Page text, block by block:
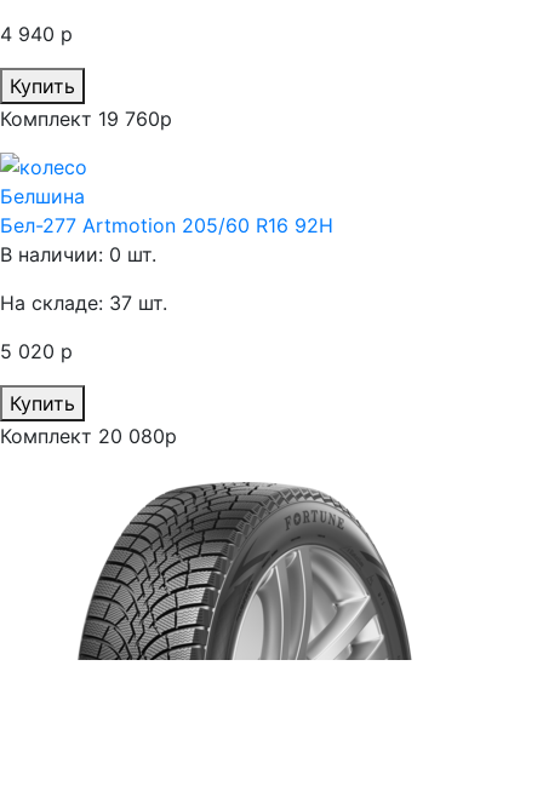
4 940 р
Купить
Комплект 19 760р
Белшина
Бел-277 Artmotion 205/60 R16 92H
В наличии: 0 шт.
На складе: 37 шт.
5 020 р
Купить
Комплект 20 080р